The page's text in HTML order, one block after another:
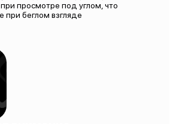
просмотре под углом, что
при беглом взгляде